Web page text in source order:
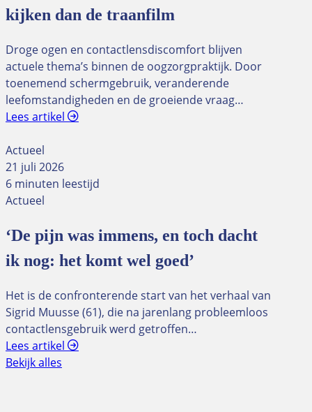
kijken dan de traanfilm
Droge ogen en contactlensdiscomfort blijven
actuele thema’s binnen de oogzorgpraktijk. Door
toenemend schermgebruik, veranderende
leefomstandigheden en de groeiende vraag…
Lees artikel
Actueel
21 juli 2026
6 minuten leestijd
Actueel
‘De pijn was immens, en toch dacht
ik nog: het komt wel goed’
Het is de confronterende start van het verhaal van
Sigrid Muusse (61), die na jarenlang probleemloos
contactlensgebruik werd getroffen…
Lees artikel
Bekijk alles